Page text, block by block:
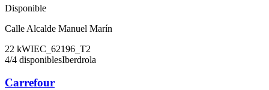
Disponible
Calle Alcalde Manuel Marín
22 kWIEC_62196_T2
4/4 disponiblesIberdrola
Carrefour